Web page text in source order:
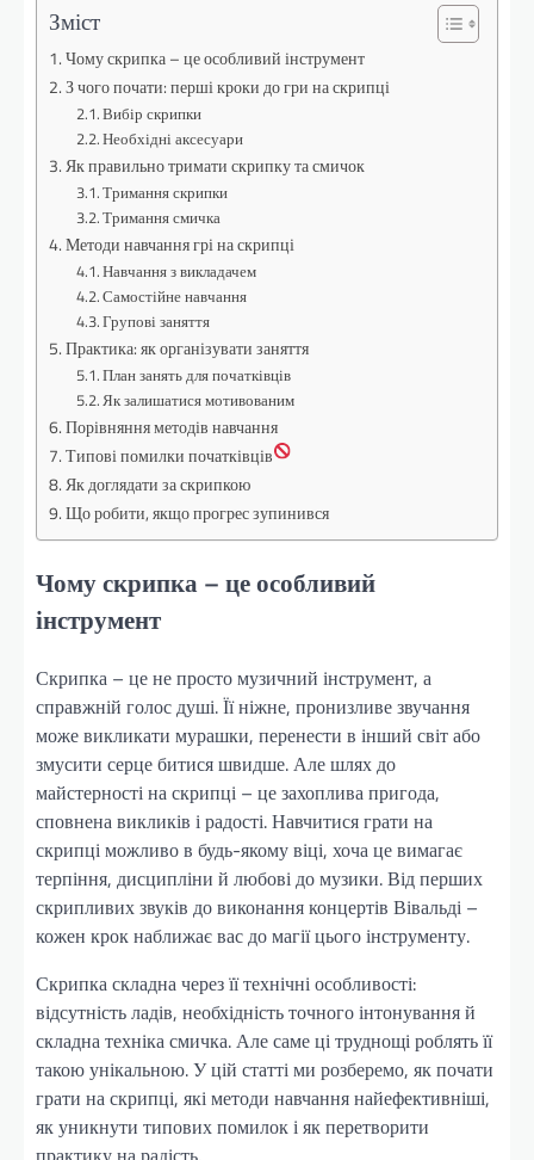
Зміст
Чому скрипка – це особливий інструмент
З чого почати: перші кроки до гри на скрипці
Вибір скрипки
Необхідні аксесуари
Як правильно тримати скрипку та смичок
Тримання скрипки
Тримання смичка
Методи навчання грі на скрипці
Навчання з викладачем
Самостійне навчання
Групові заняття
Практика: як організувати заняття
План занять для початківців
Як залишатися мотивованим
Порівняння методів навчання
Типові помилки початківців
Як доглядати за скрипкою
Що робити, якщо прогрес зупинився
Чому скрипка – це особливий
інструмент
Скрипка – це не просто музичний інструмент, а
справжній голос душі. Її ніжне, пронизливе звучання
може викликати мурашки, перенести в інший світ або
змусити серце битися швидше. Але шлях до
майстерності на скрипці – це захоплива пригода,
сповнена викликів і радості. Навчитися грати на
скрипці можливо в будь-якому віці, хоча це вимагає
терпіння, дисципліни й любові до музики. Від перших
скрипливих звуків до виконання концертів Вівальді –
кожен крок наближає вас до магії цього інструменту.
Скрипка складна через її технічні особливості:
відсутність ладів, необхідність точного інтонування й
складна техніка смичка. Але саме ці труднощі роблять її
такою унікальною. У цій статті ми розберемо, як почати
грати на скрипці, які методи навчання найефективніші,
як уникнути типових помилок і як перетворити